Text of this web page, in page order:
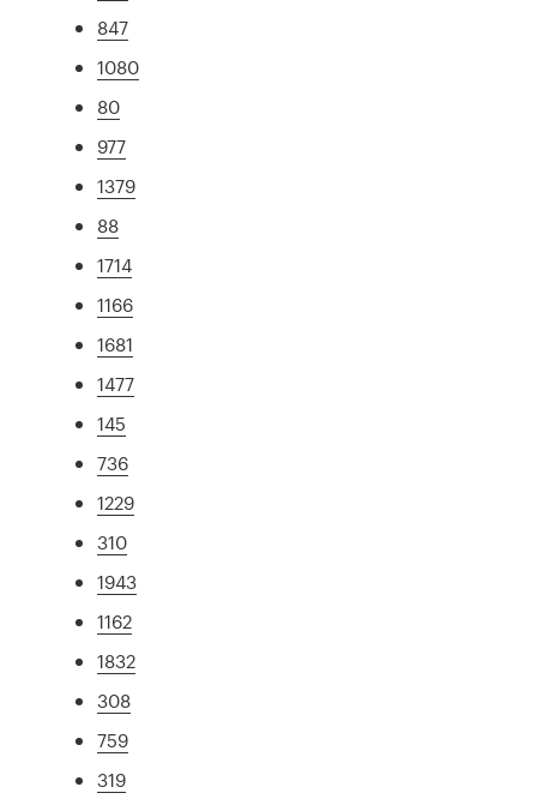
847
1080
80
977
1379
88
1714
1166
1681
1477
145
736
1229
310
1943
1162
1832
308
759
319